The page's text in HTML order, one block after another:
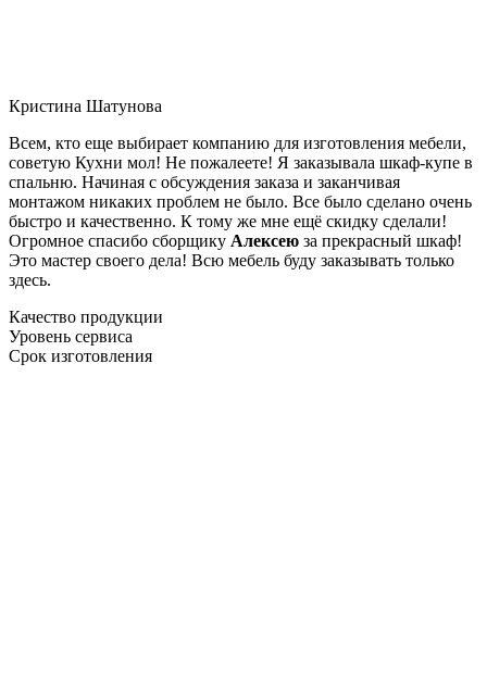
Кристина Шатунова
Всем, кто еще выбирает компанию для изготовления мебели,
советую Кухни мол! Не пожалеете! Я заказывала шкаф-купе в
спальню. Начиная с обсуждения заказа и заканчивая
монтажом никаких проблем не было. Все было сделано очень
быстро и качественно. К тому же мне ещё скидку сделали!
Огромное спасибо сборщику Алексею за прекрасный шкаф!
Это мастер своего дела! Всю мебель буду заказывать только
здесь.
Качество продукции
Уровень сервиса
Срок изготовления